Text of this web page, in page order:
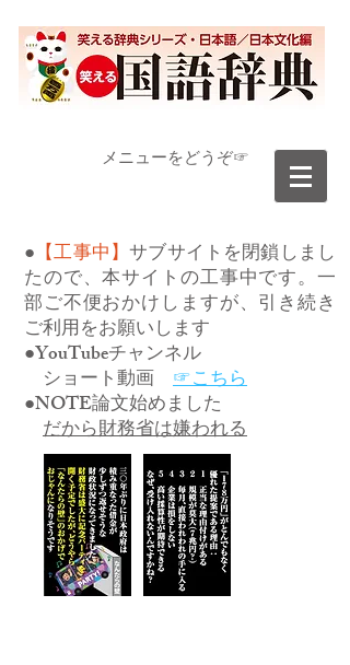
​メニューをどうぞ☞
● 【工事中】サブサイトを閉鎖しまし
たので、本サイトの工事中です。一
部ご不便おかけしますが、引き続き
ご利用をお願いします
●YouTubeチャンネル
ショート動画 ☞こちら
●NOTE論文始めました
だから財務省は嫌われる